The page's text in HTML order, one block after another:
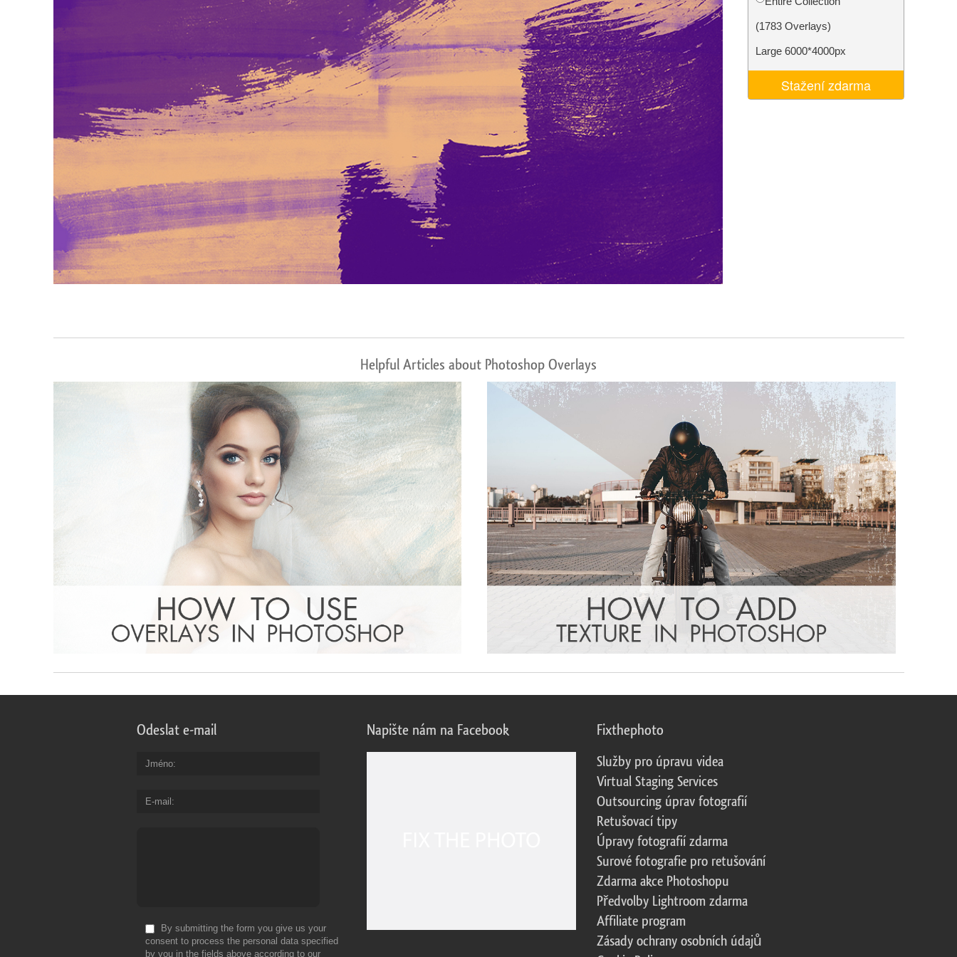
Služby retušování produktů Služby retušování šperků Data pro výcvik AI Video Editing Services
(1783 Overlays)
Large 6000*4000px
Stažení zdarma
Helpful Articles about Photoshop Overlays
Odeslat e-mail
Jméno
E-mail
By submitting the form you give us your
consent to process the personal data specified
by you in the fields above according to our
Napište nám na Facebook Fixthephoto
Služby pro úpravu videa
Virtual Staging Services
Outsourcing úprav fotografií
Retušovací tipy
Úpravy fotografií zdarma
Surové fotografie pro retušování
Zdarma akce Photoshopu
Předvolby Lightroom zdarma
Affiliate program
Zásady ochrany osobních údajů